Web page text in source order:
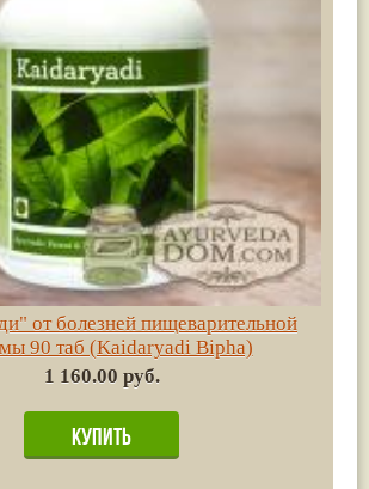
от болезней пищеварительной
90 таб (Kaidaryadi Bipha)
1 160.00 руб.